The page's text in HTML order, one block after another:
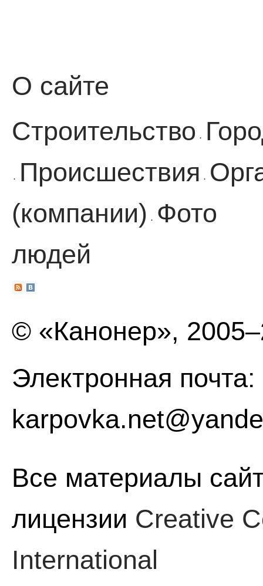
О сайте
Строительство ·
· Происшествия ·
(компании)
·
Фото
людей
© «Канонер»,
Электронная почта:
Все материалы
лицензии Creative
International